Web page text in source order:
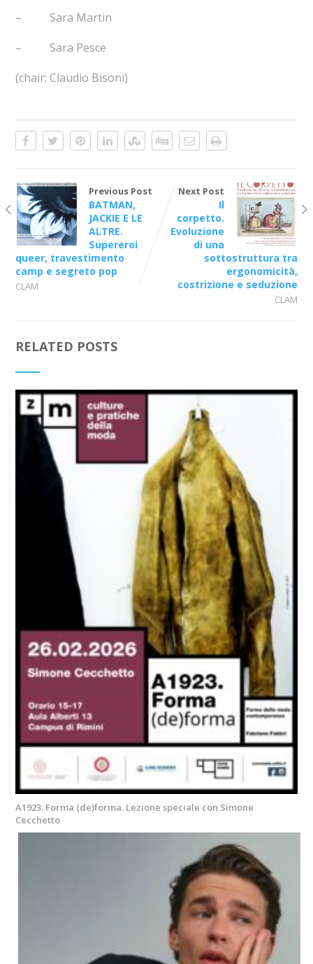
– Sara Martin
– Sara Pesce
(chair: Claudio Bisoni)
Previous Post
BATMAN,
JACKIE E LE
ALTRE.
Supereroi
queer, travestimento
camp e segreto pop
CLAM
Next Post
Il
corpetto.
Evoluzione
di una
sottostruttura tra
ergonomicità,
costrizione e seduzione
CLAM
RELATED POSTS
A1923. Forma (de)forma. Lezione speciale con Simone
Cecchetto